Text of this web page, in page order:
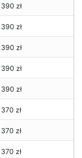
390 zł
390 zł
390 zł
390 zł
390 zł
370 zł
370 zł
370 zł